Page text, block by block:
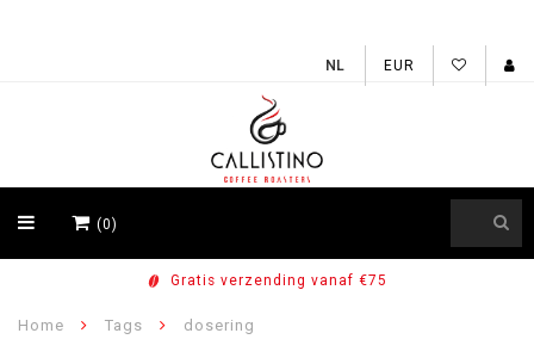
EUR
(0)
Voor 15u besteld, vandaag verzonden
Home Tags dosering